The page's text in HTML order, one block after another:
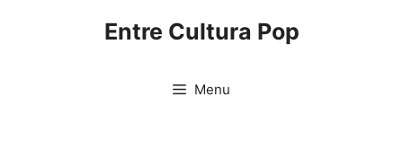
Entre Cultura Pop
Menu